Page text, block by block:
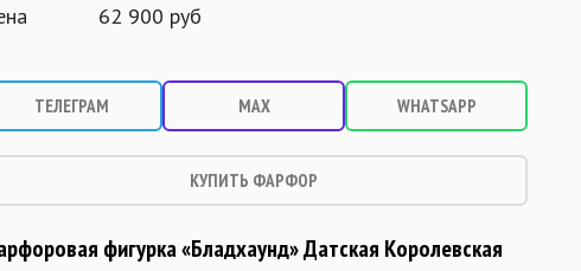
62 900 руб
ТЕЛЕГРАМ MAX WHATSAPP
КУПИТЬ ФАРФОР
фигурка «Бладхаунд» Датская Королевская